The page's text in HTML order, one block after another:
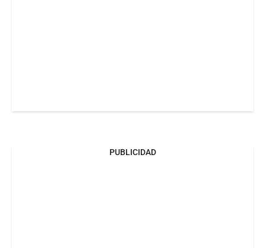
PUBLICIDAD